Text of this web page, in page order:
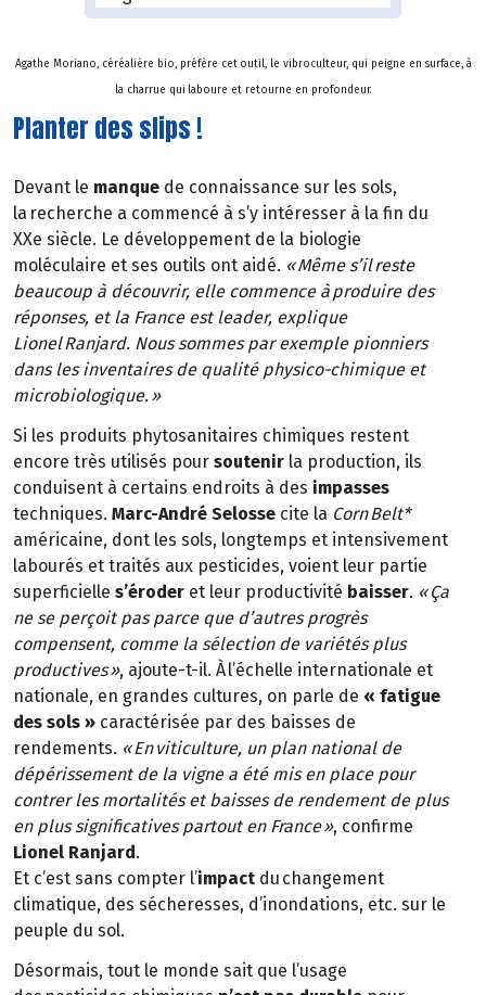
Agathe Moriano, céréalière bio, préfère cet outil, le vibroculteur, qui peigne en surface, à
la charrue qui laboure et retourne en profondeur.
Planter des slips !
Devant le manque de connaissance sur les sols,
la recherche a commencé à s’y intéresser à la fin du
XXe siècle. Le développement de la biologie
moléculaire et ses outils ont aidé. « Même s’il reste
beaucoup à découvrir, elle commence à produire des
réponses, et la France est leader, explique
Lionel Ranjard. Nous sommes par exemple pionniers
dans les inventaires de qualité physico-chimique et
microbiologique. »
Si les produits phytosanitaires chimiques restent
encore très utilisés pour soutenir la production, ils
conduisent à certains endroits à des impasses
techniques. Marc-André Selosse cite la Corn Belt*
américaine, dont les sols, longtemps et intensivement
labourés et traités aux pesticides, voient leur partie
superficielle s’éroder et leur productivité baisser. « Ça
ne se perçoit pas parce que d’autres progrès
compensent, comme la sélection de variétés plus
productives », ajoute-t-il. À l’échelle internationale et
nationale, en grandes cultures, on parle de « fatigue
des sols » caractérisée par des baisses de
rendements. « En viticulture, un plan national de
dépérissement de la vigne a été mis en place pour
contrer les mortalités et baisses de rendement de plus
en plus significatives partout en France », confirme
Lionel Ranjard.
Et c’est sans compter l’impact du changement
climatique, des sécheresses, d’inondations, etc. sur le
peuple du sol.
Désormais, tout le monde sait que l’usage